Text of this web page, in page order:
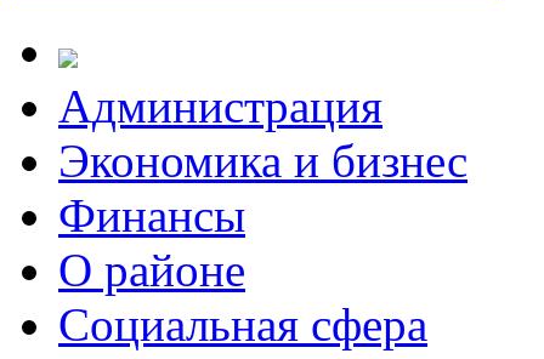
Администрация
Экономика и бизнес
Финансы
О районе
Социальная сфера